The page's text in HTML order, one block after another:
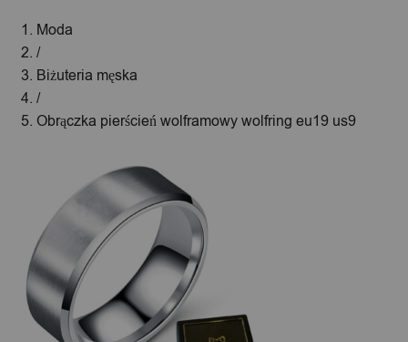
Moda
/
Biżuteria męska
/
Obrączka pierścień wolframowy wolfring eu19 us9